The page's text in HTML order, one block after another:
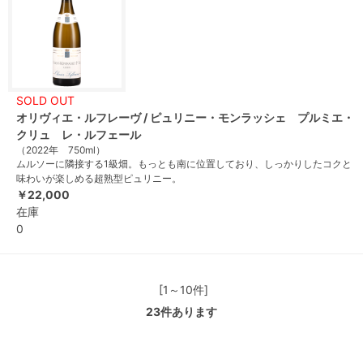
SOLD OUT
オリヴィエ・ルフレーヴ / ピュリニー・モンラッシェ プルミエ・
クリュ レ・ルフェール
（2022年 750ml）
ムルソーに隣接する1級畑。もっとも南に位置しており、しっかりしたコクと
味わいが楽しめる超熟型ピュリニー。
￥22,000
在庫
0
[1～10件]
23件あります